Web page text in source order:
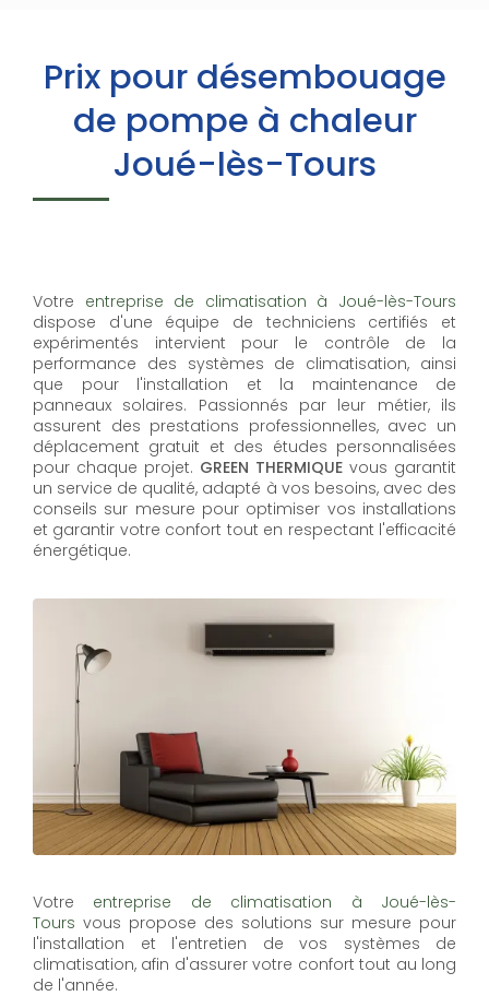
Prix pour désembouage
de pompe à chaleur
Joué-lès-Tours
Votre entreprise de climatisation à Joué-lès-Tours
dispose d'une équipe de techniciens certifiés et
expérimentés intervient pour le contrôle de la
performance des systèmes de climatisation, ainsi
que pour l'installation et la maintenance de
panneaux solaires. Passionnés par leur métier, ils
assurent des prestations professionnelles, avec un
déplacement gratuit et des études personnalisées
pour chaque projet. GREEN THERMIQUE vous garantit
un service de qualité, adapté à vos besoins, avec des
conseils sur mesure pour optimiser vos installations
et garantir votre confort tout en respectant l'efficacité
énergétique.
Votre entreprise de climatisation à Joué-lès-
Tours vous propose des solutions sur mesure pour
l'installation et l'entretien de vos systèmes de
climatisation, afin d'assurer votre confort tout au long
de l'année.